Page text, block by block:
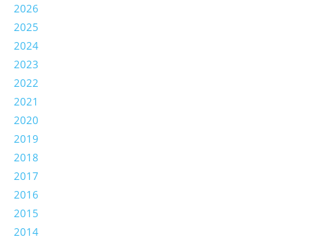
2026
2025
2024
2023
2022
2021
2020
2019
2018
2017
2016
2015
2014